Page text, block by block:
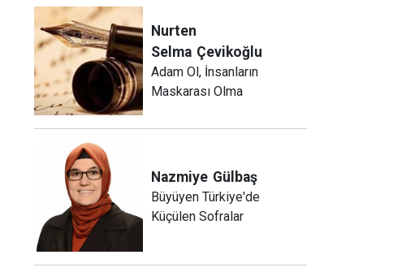
Nurten
Selma Çevikoğlu
Adam Ol, İnsanların
Maskarası Olma
Nazmiye Gülbaş
Büyüyen Türkiye'de
Küçülen Sofralar